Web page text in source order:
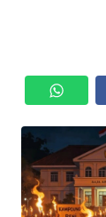
SERBI
OPINI
Informasi
INDEKS